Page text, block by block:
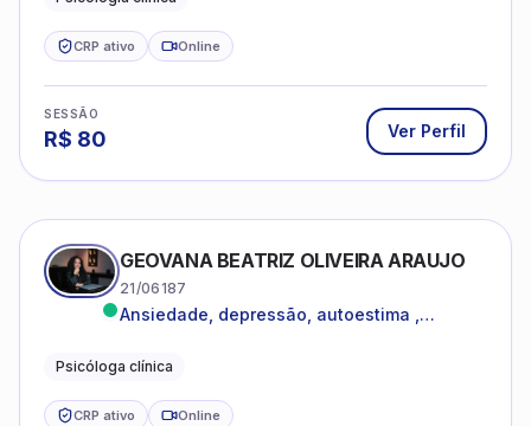
CRP ativo Online
SESSÃO
R$ 80 Ver Perfil
GEOVANA BEATRIZ OLIVEIRA ARAUJO
21/06187
Ansiedade, depressão, autoestima ,
Psicóloga clínica
CRP ativo Online